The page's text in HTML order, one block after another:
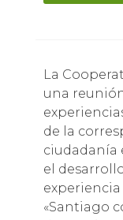
La Cooperativa Territorio Sur invita a
una
de la
ciudadanía
el
«Santiago